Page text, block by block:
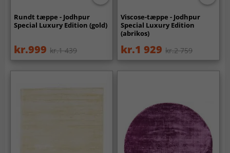
Rundt tæppe - Jodhpur
Special Luxury Edition (gold)
kr.999 kr.1 439
Viscose-tæppe - Jodhpur
Special Luxury Edition
(abrikos)
kr.1 929 kr.2 759